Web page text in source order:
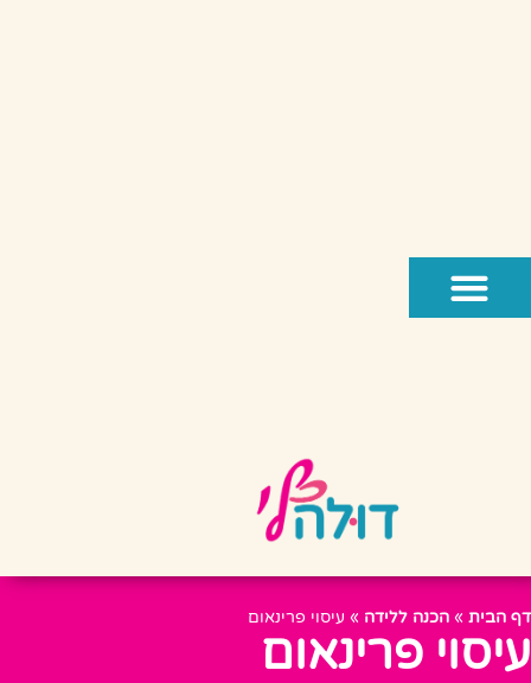
הבית» הכנה ללידה» עיסוי פרינאום
פרינאום